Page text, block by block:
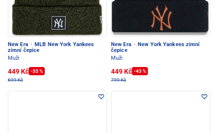
New Era · MLB New York Yankees
zimní čepice
Muži
449 Kč -35 %
699 Kč
New Era · New York Yankees zimní
čepice
Muži
449 Kč -43 %
799 Kč